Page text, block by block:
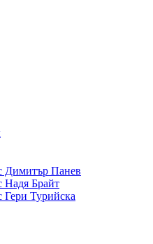
Димитър Панев
Надя Брайт
Гери Турийска